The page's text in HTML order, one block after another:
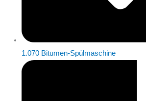
1.070 Bitumen-Spülmaschine